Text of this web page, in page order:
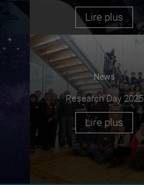
Lire plus
News
Research Day 2025
Lire plus